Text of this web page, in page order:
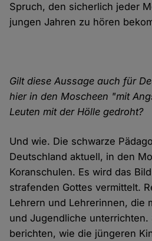
Spruch, den sicherlich jeder
jungen Jahren zu hören
Gilt diese Aussage auch für
hier in den Moscheen "mit
Leuten mit der Hölle gedroht?
Und wie. Die schwarze
Deutschland aktuell, in den
Koranschulen. Es wird das
strafenden Gottes vermittelt.
Lehrern und Lehrerinnen, die
und Jugendliche unterrichten.
berichten, wie die jüngeren